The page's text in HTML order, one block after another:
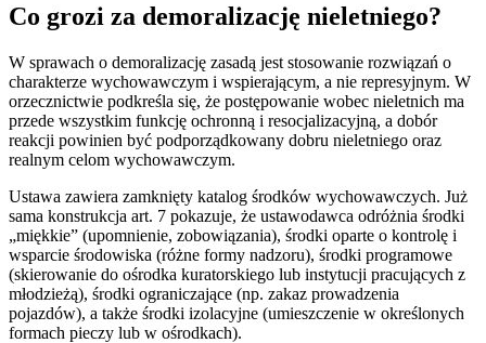
Co grozi za demoralizację nieletniego?
W sprawach o demoralizację zasadą jest stosowanie rozwiązań o
charakterze wychowawczym i wspierającym, a nie represyjnym. W
orzecznictwie podkreśla się, że postępowanie wobec nieletnich ma
przede wszystkim funkcję ochronną i resocjalizacyjną, a dobór
reakcji powinien być podporządkowany dobru nieletniego oraz
realnym celom wychowawczym.
Ustawa zawiera zamknięty katalog środków wychowawczych. Już
sama konstrukcja art. 7 pokazuje, że ustawodawca odróżnia środki
„miękkie” (upomnienie, zobowiązania), środki oparte o kontrolę i
wsparcie środowiska (różne formy nadzoru), środki programowe
(skierowanie do ośrodka kuratorskiego lub instytucji pracujących z
młodzieżą), środki ograniczające (np. zakaz prowadzenia
pojazdów), a także środki izolacyjne (umieszczenie w określonych
formach pieczy lub w ośrodkach).